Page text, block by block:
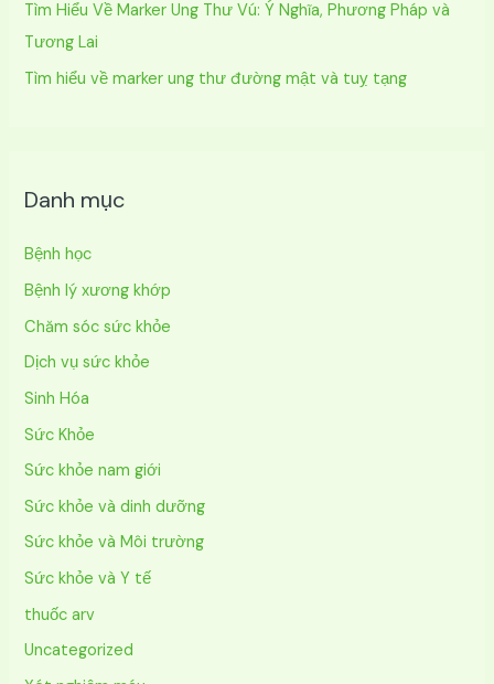
Tìm Hiểu Về Marker Ung Thư Vú: Ý Nghĩa, Phương Pháp và
Tương Lai
Tìm hiểu về marker ung thư đường mật và tuỵ tạng
Danh mục
Bệnh học
Bệnh lý xương khớp
Chăm sóc sức khỏe
Dịch vụ sức khỏe
Sinh Hóa
Sức Khỏe
Sức khỏe nam giới
Sức khỏe và dinh dưỡng
Sức khỏe và Môi trường
Sức khỏe và Y tế
thuốc arv
Uncategorized